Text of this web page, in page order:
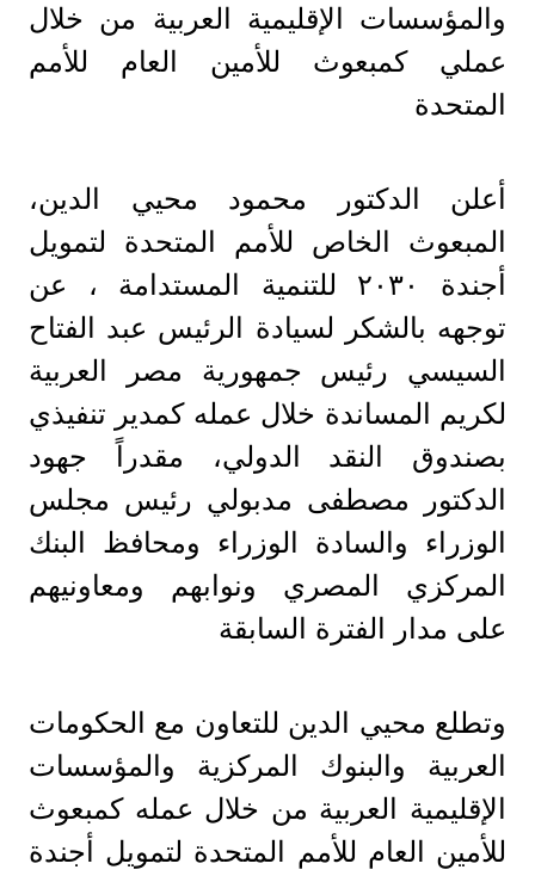
والمؤسسات الإقليمية العربية من خلال
عملي كمبعوث للأمين العام للأمم
المتحدة
أعلن الدكتور محمود محيي الدين،
المبعوث الخاص للأمم المتحدة لتمويل
أجندة ٢٠٣٠ للتنمية المستدامة ، عن
توجهه بالشكر لسيادة الرئيس عبد الفتاح
السيسي رئيس جمهورية مصر العربية
لكريم المساندة خلال عمله كمدير تنفيذي
بصندوق النقد الدولي، مقدراً جهود
الدكتور مصطفى مدبولي رئيس مجلس
الوزراء والسادة الوزراء ومحافظ البنك
المركزي المصري ونوابهم ومعاونيهم
على مدار الفترة السابقة
وتطلع محيي الدين للتعاون مع الحكومات
العربية والبنوك المركزية والمؤسسات
الإقليمية العربية من خلال عمله كمبعوث
للأمين العام للأمم المتحدة لتمويل أجندة